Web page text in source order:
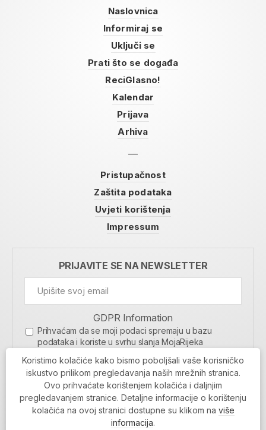
Naslovnica
Informiraj se
Uključi se
Prati što se događa
ReciGlasno!
Kalendar
Prijava
Arhiva
Pristupačnost
Zaštita podataka
Uvjeti korištenja
Impressum
PRIJAVITE SE NA NEWSLETTER
GDPR Information
Prihvaćam da se moji podaci spremaju u bazu
podataka i koriste u svrhu slanja MojaRijeka
MOJARIJEKA NEWSLETTER
PRIJAVI SE
Koristimo kolačiće kako bismo poboljšali vaše korisničko
iskustvo prilikom pregledavanja naših mrežnih stranica.
Ovo prihvaćate korištenjem kolačića i daljnjim
pregledavanjem stranice. Detaljne informacije o korištenju
kolačića na ovoj stranici dostupne su klikom na više
informacija.